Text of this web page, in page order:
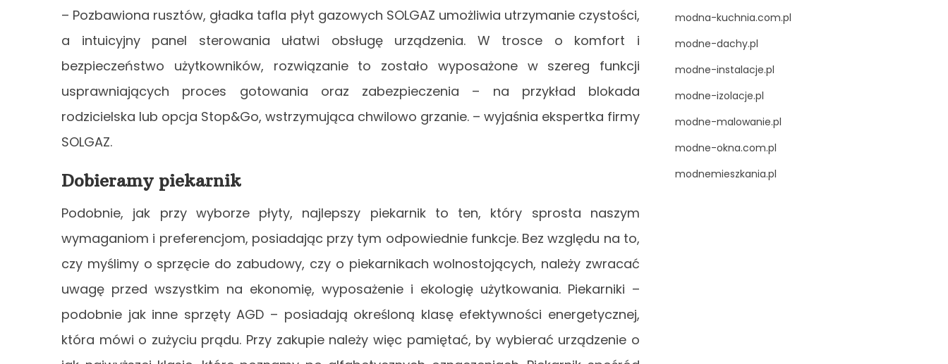
– Pozbawiona rusztów, gładka tafla płyt gazowych SOLGAZ umożliwia utrzymanie czystości,
a intuicyjny panel sterowania ułatwi obsługę urządzenia. W trosce o komfort i
bezpieczeństwo użytkowników, rozwiązanie to zostało wyposażone w szereg funkcji
usprawniających proces gotowania oraz zabezpieczenia – na przykład blokada
rodzicielska lub opcja Stop&Go, wstrzymująca chwilowo grzanie. – wyjaśnia ekspertka firmy
SOLGAZ.
Dobieramy piekarnik
Podobnie, jak przy wyborze płyty, najlepszy piekarnik to ten, który sprosta naszym
wymaganiom i preferencjom, posiadając przy tym odpowiednie funkcje. Bez względu na to,
czy myślimy o sprzęcie do zabudowy, czy o piekarnikach wolnostojących, należy zwracać
uwagę przed wszystkim na ekonomię, wyposażenie i ekologię użytkowania. Piekarniki –
podobnie jak inne sprzęty AGD – posiadają określoną klasę efektywności energetycznej,
która mówi o zużyciu prądu. Przy zakupie należy więc pamiętać, by wybierać urządzenie o
modna-kuchnia.com.pl
modne-dachy.pl
modne-instalacje.pl
modne-izolacje.pl
modne-malowanie.pl
modne-okna.com.pl
modnemieszkania.pl